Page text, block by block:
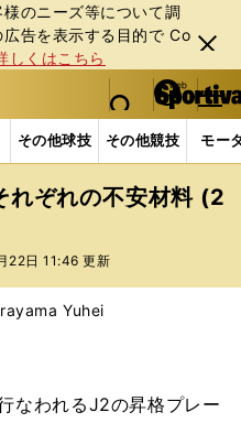
のニーズ等について調
告を表⽰する⽬的で Co
しくはこちら
閉じ
る
web Sportiva (webスポルティーバ)
検索
マイペ
ー
ジ
メニュ
その他球技 その他競技 モー
ーグ他 Jリーグ 一発勝
れぞれの不安材料 (2
22日 11:46 更新
Yuhei
なわれるJ2の昇格プレー